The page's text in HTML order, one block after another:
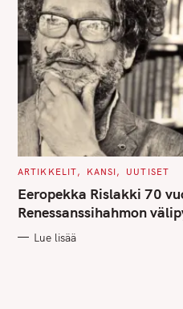
C
T
E
G
O
I
ARTIKKELIT KANSI UUTISET
Eeropekka Rislakki 70
Renessanssihahmon
Lue lisää